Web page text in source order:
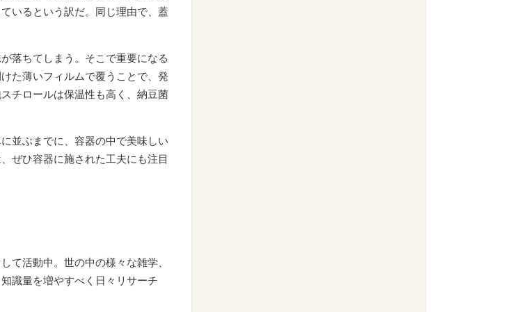
いるという訳だ。同じ理由で、蓋
落ちてしまう。そこで重要になる
た薄いフィルムで覆うことで、発
チロールは保温性も高く、納豆菌
並ぶまでに、容器の中で美味しい
ぜひ容器に施された工夫にも注目
て活動中。世の中の様々な雑学、
識量を増やすべく日々リサーチ